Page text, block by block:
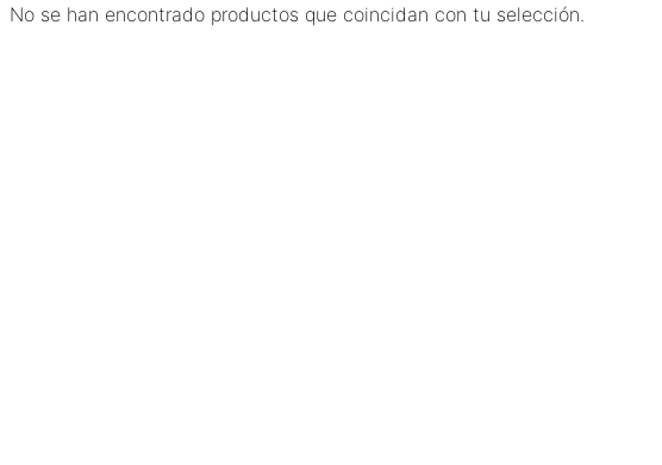
No se han encontrado productos que coincidan con tu selección.